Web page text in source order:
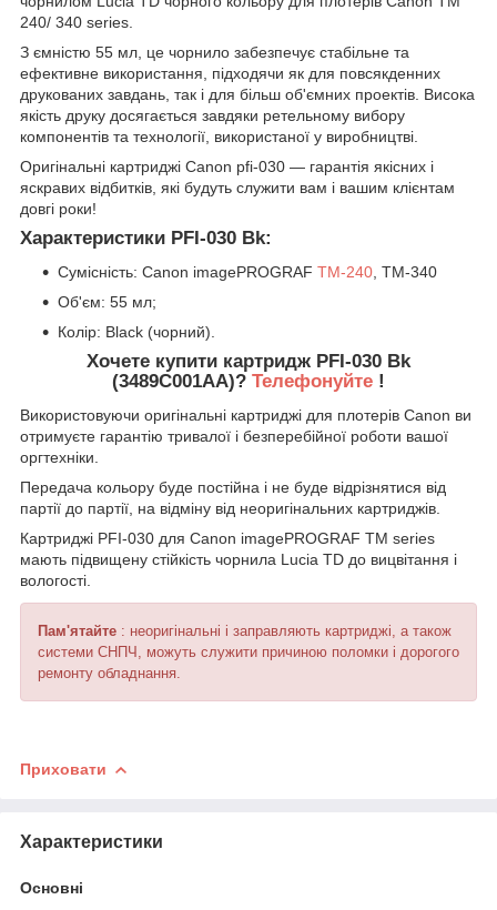
240/ 340 series.
З ємністю 55 мл, це чорнило забезпечує стабільне та
ефективне використання, підходячи як для повсякденних
друкованих завдань, так і для більш об'ємних проектів. Висока
якість друку досягається завдяки ретельному вибору
компонентів та технології, використаної у виробництві.
Оригінальні картриджі Canon pfi-030 — гарантія якісних і
яскравих відбитків, які будуть служити вам і вашим клієнтам
довгі роки!
Характеристики PFI-030 Bk:
Сумісність: Canon imagePROGRAF TM-240, TM-340
Об'єм: 55 мл;
Колір: Black (чорний).
Хочете купити картридж PFI-030 Bk
(3489C001AA)? Телефонуйте !
Використовуючи оригінальні картриджі для плотерів Canon ви
отримуєте гарантію тривалої і безперебійної роботи вашої
оргтехніки.
Передача кольору буде постійна і не буде відрізнятися від
партії до партії, на відміну від неоригінальних картриджів.
Картриджі PFI-030 для Canon imagePROGRAF TM series
мають підвищену стійкість чорнила Lucia TD до вицвітання і
вологості.
Пам'ятайте : неоригінальні і заправляють картриджі, а також
системи СНПЧ, можуть служити причиною поломки і дорогого
ремонту обладнання.
Приховати
Характеристики
Основні